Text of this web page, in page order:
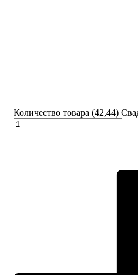
Количество товара (42,44)